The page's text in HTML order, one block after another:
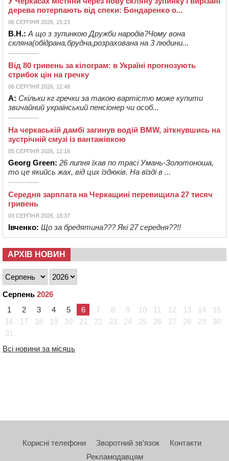
дерева потерпають від спеки: Бондаренко о...
06 СЕРПНЯ 2026, 15:23
В.Н.: А що з зупинкою Дружби народів?Чому вона
скляна(обідрана,брудна,розрахована на 3 людини...
Від 80 гривень за кілограм: в Україні прогнозують
стрибок цін на гречку
06 СЕРПНЯ 2026, 12:48
А: Скільки кг гречки за такою вартістю може купити
звичайний український пенсіонер чи особ...
На черкаській дамбі загинув водій BMW, зіткнувшись на
зустрічній смузі із вантажівкою
05 СЕРПНЯ 2026, 12:16
Georg Green: 26 липня їхав по трасі Умань-Золотоноша,
то це якийсь жах, від цих їздюків. На вїзді в ...
Середня зарплата на Черкащині перевищила 27 тисяч
гривень
03 СЕРПНЯ 2026, 18:37
Івченко: Що за бредятина??? Які 27 середня??!!
АРХІВ НОВИН
Серпень 2026
1
2 3 4 5 6 7 8 9 10 11 12 13 14
15
16
17 18 19 20 21 22 23 24 25 26 27 28 29
30
31
Всі новини за місяць
Корисні телефони Зворотний зв’язок
Контакти
Рекламодавцям